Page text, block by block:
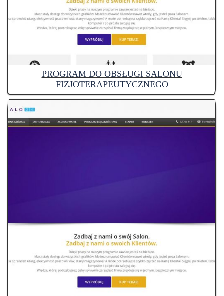
PROGRAM DO OBSŁUGI SALONU
FIZJOTERAPEUTYCZNEGO